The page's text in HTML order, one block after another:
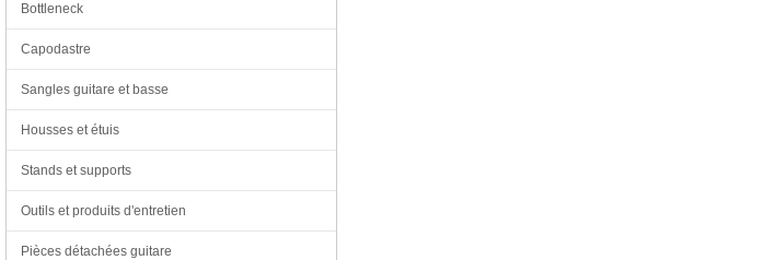
Bottleneck
Capodastre
Sangles guitare et basse
Housses et étuis
Stands et supports
Outils et produits d'entretien
Pièces détachées guitare